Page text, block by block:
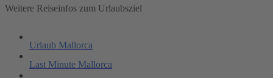
Weitere Reiseinfos zum Urlaubsziel
Urlaub Mallorca
Last Minute Mallorca